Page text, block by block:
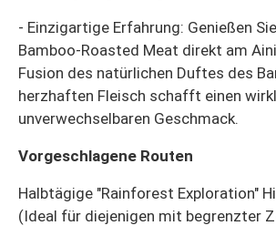
- Einzigartige Erfahrung: Genießen
Bamboo-Roasted Meat direkt am
Fusion des natürlichen Duftes des
herzhaften Fleisch schafft einen
unverwechselbaren Geschmack.
Vorgeschlagene Routen
Halbtägige "Rainforest Exploration"
(Ideal für diejenigen mit begrenzter